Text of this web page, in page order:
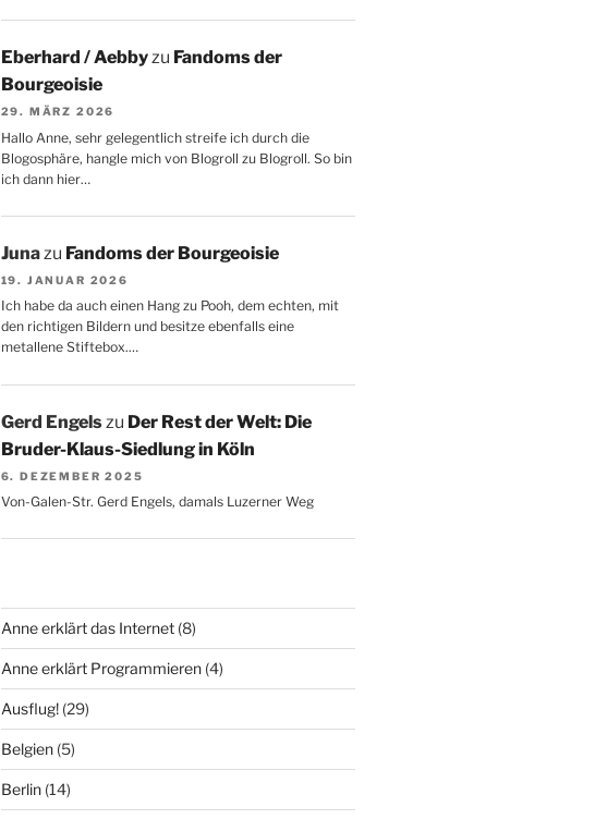
Eberhard / Aebbyzu Fandoms der
Bourgeoisie
29. MÄRZ 2026
Hallo Anne, sehr gelegentlich streife ich durch die
Blogosphäre, hangle mich von Blogroll zu Blogroll. So bin
ich dann hier…
Junazu Fandoms der Bourgeoisie
19. JANUAR 2026
Ich habe da auch einen Hang zu Pooh, dem echten, mit
den richtigen Bildern und besitze ebenfalls eine
metallene Stiftebox.…
Gerd Engelszu Der Rest der Welt: Die
Bruder-Klaus-Siedlung in Köln
6. DEZEMBER 2025
Von-Galen-Str. Gerd Engels, damals Luzerner Weg
Anne erklärt das Internet(8)
Anne erklärt Programmieren(4)
Ausflug!(29)
Belgien(5)
Berlin(14)